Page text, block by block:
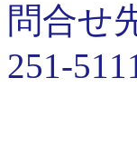
問合せ
251-